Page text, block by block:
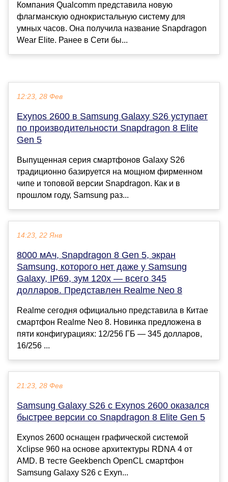
Компания Qualcomm представила новую
флагманскую однокристальную систему для
умных часов. Она получила название Snapdragon
Wear Elite. Ранее в Сети бы...
12:23, 28 Фев
Exynos 2600 в Samsung Galaxy S26 уступает
по производительности Snapdragon 8 Elite
Gen 5
Выпущенная серия смартфонов Galaxy S26
традиционно базируется на мощном фирменном
чипе и топовой версии Snapdragon. Как и в
прошлом году, Samsung раз...
14:23, 22 Янв
8000 мАч, Snapdragon 8 Gen 5, экран
Samsung, которого нет даже у Samsung
Galaxy, IP69, зум 120х — всего 345
долларов. Представлен Realme Neo 8
Realme сегодня официально представила в Китае
смартфон Realme Neo 8. Новинка предложена в
пяти конфигурациях: 12/256 ГБ — 345 долларов,
16/256 ...
21:23, 28 Фев
Samsung Galaxy S26 с Exynos 2600 оказался
быстрее версии со Snapdragon 8 Elite Gen 5
Exynos 2600 оснащен графической системой
Xclipse 960 на основе архитектуры RDNA 4 от
AMD. В тесте Geekbench OpenCL смартфон
Samsung Galaxy S26 с Exyn...